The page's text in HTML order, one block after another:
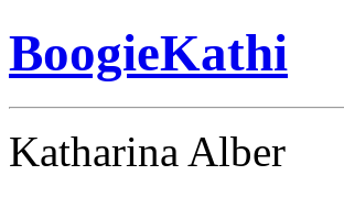
BoogieKathi
Katharina Alber